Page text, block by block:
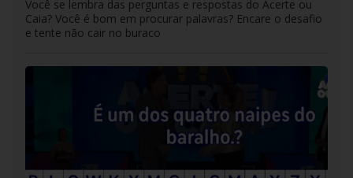
Você se lembra das perguntas e respostas do Acerte ou
Caia? Você é bom em procurar palavras? Encare o desafio
e tente não cair no buraco